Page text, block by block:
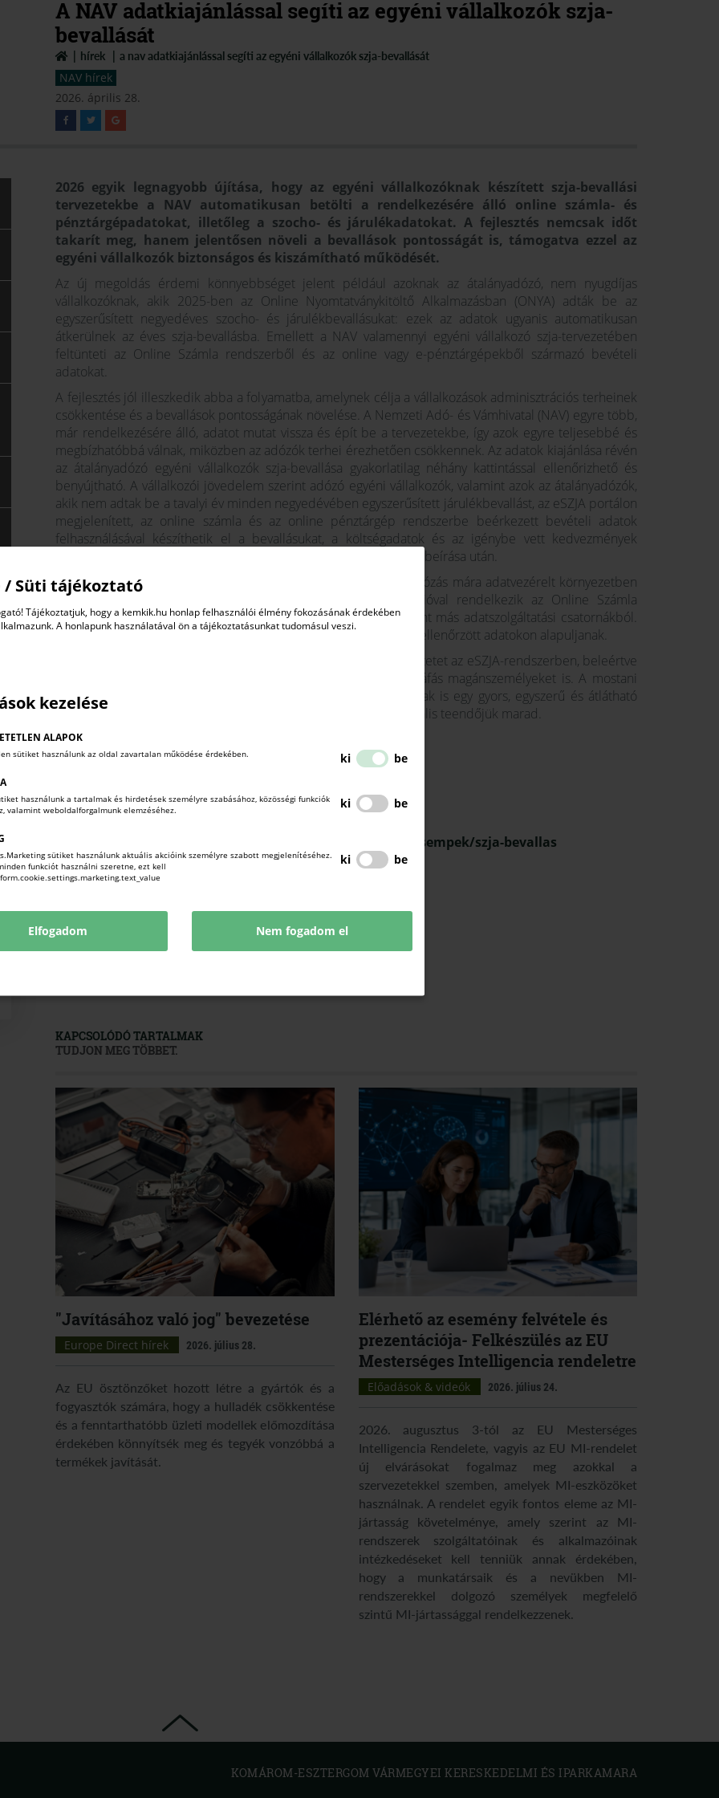
/ Süti tájékoztató
Tájékoztatjuk, hogy a kemkik.hu honlap felhasználói élmény fokozásának érdekében
A honlapunk használatával ön a tájékoztatásunkat tudomásul veszi.
kezelése
ALAPOK
sütiket használunk az oldal zavartalan működése érdekében. ki be
használunk a tartalmak és hirdetések személyre szabásához, közösségi funkciók
valamint weboldalforgalmunk elemzéséhez.
ki be
sütiket használunk aktuális akcióink személyre szabott megjelenítéséhez.
funkciót használni szeretne, ezt kell
ki be
Elfogadom Nem fogadom el
A NAV adatkiajánlással segíti az egyéni vállalkozók szja-
bevallását
hírek a nav adatkiajánlással segíti az egyéni vállalkozók szja-bevallását
NAV hírek
2026. április 28.
2026 egyik legnagyobb újítása, hogy az egyéni vállalkozóknak készített szja-bevallási
tervezetekbe a NAV automatikusan betölti a rendelkezésére álló online számla- és
pénztárgépadatokat, illetőleg a szocho- és járulékadatokat. A fejlesztés nemcsak időt
takarít meg, hanem jelentősen növeli a bevallások pontosságát is, támogatva ezzel az
egyéni vállalkozók biztonságos és kiszámítható működését.
Az új megoldás érdemi könnyebbséget jelent például azoknak az átalányadózó, nem nyugdíjas
vállalkozóknak, akik 2025-ben az Online Nyomtatványkitöltő Alkalmazásban (ONYA) adták be az
egyszerűsített negyedéves szocho- és járulékbevallásukat: ezek az adatok ugyanis automatikusan
átkerülnek az éves szja-bevallásba. Emellett a NAV valamennyi egyéni vállalkozó szja-tervezetében
feltünteti az Online Számla rendszerből és az online vagy e-pénztárgépekből származó bevételi
adatokat.
A fejlesztés jól illeszkedik abba a folyamatba, amelynek célja a vállalkozások adminisztrációs terheinek
csökkentése és a bevallások pontosságának növelése. A Nemzeti Adó- és Vámhivatal (NAV) egyre több,
már rendelkezésére álló, adatot mutat vissza és épít be a tervezetekbe, így azok egyre teljesebbé és
megbízhatóbbá válnak, miközben az adózók terhei érezhetően csökkennek. Az adatok kiajánlása révén
az átalányadózó egyéni vállalkozók szja-bevallása gyakorlatilag néhány kattintással ellenőrizhető és
benyújtható. A vállalkozói jövedelem szerint adózó egyéni vállalkozók, valamint azok az átalányadózók,
akik nem adtak be a tavalyi év minden negyedévében egyszerűsített járulékbevallást, az eSZJA portálon
megjelenített, az online számla és az online pénztárgép rendszerbe beérkezett bevételi adatok
felhasználásával készíthetik el a bevallásukat, a költségadatok és az igénybe vett kedvezmények
(például kisvállalkozói kedvezmény, fejlesztési tartalék) adatainak beírása után.
Az elmúlt évek digitalizációs fejlesztéseinek köszönhetően az adózás mára adatvezérelt környezetben
működik. A hivatal jelentős mennyiségű strukturált információval rendelkezik az Online Számla
rendszerből, az elektronikus és online pénztárgépekből, valamint más adatszolgáltatási csatornákból.
Ezek az adatok lehetővé teszik, hogy a bevallási tervezetek valós, ellenőrzött adatokon alapuljanak.
A NAV idén mintegy 5,6 millió adózónak készített bevallási tervezetet az eSZJA-rendszerben, beleértve
a magánszemélyeket, az egyéni vállalkozókat, őstermelőket és áfás magánszemélyeket is. A mostani
fejlesztés egy újabb lépés afelé, hogy a bevallás a vállalkozóknak is egy gyors, egyszerű és átlátható
folyamattá váljék, amelyben az adózóknak egyre kevesebb manuális teendőjük marad.
Forrás:
SZJA bevallás 2025:
https://nav.gov.hu/fooldal-elemei/fooldali-csempek/szja-bevallas
KAPCSOLÓDÓ TARTALMAK
TUDJON MEG TÖBBET.
"Javításához való jog" bevezetése
Europe Direct hírek 2026. július 28.
Az EU ösztönzőket hozott létre a gyártók és a
fogyasztók számára, hogy a hulladék csökkentése
és a fenntarthatóbb üzleti modellek előmozdítása
érdekében könnyítsék meg és tegyék vonzóbbá a
termékek javítását.
Elérhető az esemény felvétele és
prezentációja- Felkészülés az EU
Mesterséges Intelligencia rendeletre
Előadások & videók 2026. július 24.
2026. augusztus 3-tól az EU Mesterséges
Intelligencia Rendelete, vagyis az EU MI-rendelet
új elvárásokat fogalmaz meg azokkal a
szervezetekkel szemben, amelyek MI-eszközöket
használnak. A rendelet egyik fontos eleme az MI-
jártasság követelménye, amely szerint az MI-
rendszerek szolgáltatóinak és alkalmazóinak
intézkedéseket kell tenniük annak érdekében,
hogy a munkatársaik és a nevükben MI-
rendszerekkel dolgozó személyek megfelelő
szintű MI-jártassággal rendelkezzenek.
KOMÁROM-ESZTERGOM VÁRMEGYEI KERESKEDELMI ÉS IPARKAMARA